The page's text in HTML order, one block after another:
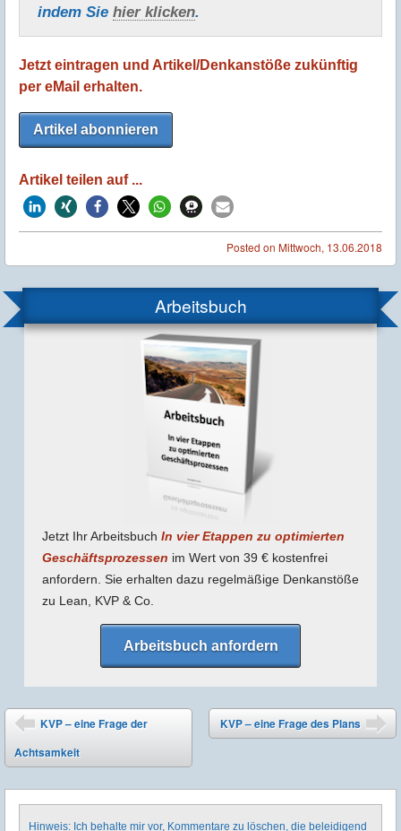
indem Sie hier klicken.
Jetzt eintragen und Artikel/Denkanstöße zukünftig
per eMail erhalten.
Artikel abonnieren
Artikel teilen auf ...
Posted on Mittwoch, 13.06.2018
Arbeitsbuch
Jetzt Ihr Arbeitsbuch In vier Etappen zu optimierten
Geschäfts­prozessen im Wert von 39 € kostenfrei
anfordern. Sie erhalten dazu regel­mäßige Denk­anstöße
zu Lean, KVP & Co.
Arbeitsbuch anfordern
Post navigation
⬅
KVP – eine Frage der
Achtsamkeit
KVP – eine Frage des Plans
Hinweis: Ich behalte mir vor, Kommentare zu löschen, die beleidigend